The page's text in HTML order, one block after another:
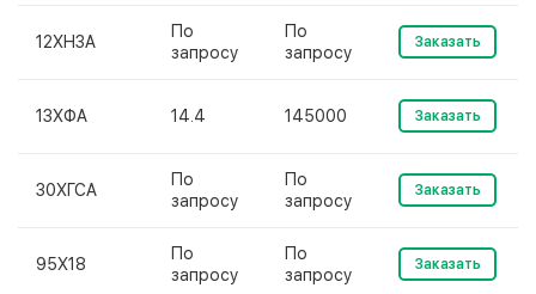
12ХН3А
По
запросу
По
запросу
Заказать
13ХФА 14.4 145000 Заказать
30ХГСА
По
запросу
По
запросу
Заказать
95Х18
По
запросу
По
запросу
Заказать